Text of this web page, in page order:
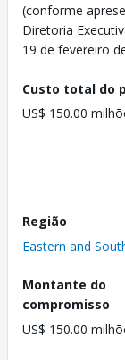
(conforme
Diretoria
19 de fevereiro
Custo total do
US$ 150.00
Região
Eastern and
Montante do
compromisso
US$ 150.00